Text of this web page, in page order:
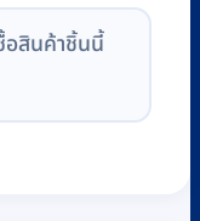
อสินค้าชิ้นนี้